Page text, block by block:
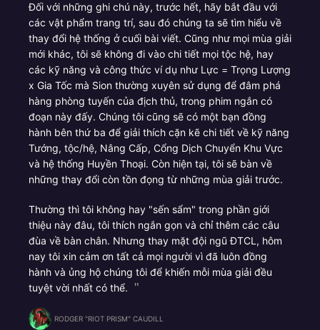
Đối với những ghi chú này, trước hết, hãy bắt đầu với
các vật phẩm trang trí, sau đó chúng ta sẽ tìm hiểu về
thay đổi hệ thống ở cuối bài viết. Cũng như mọi mùa giải
mới khác, tôi sẽ không đi vào chi tiết mọi tộc hệ, hay
các kỹ năng và công thức ví dụ như Lực = Trọng Lượng
x Gia Tốc mà Sion thường xuyên sử dụng để đâm phá
hàng phòng tuyến của địch thủ, trong phim ngắn có
đoạn này đấy. Chúng tôi cũng sẽ có một bạn đồng
hành bên thứ ba để giải thích cặn kẽ chi tiết về kỹ năng
Tướng, tộc/hệ, Nâng Cấp, Cổng Dịch Chuyển Khu Vực
và hệ thống Huyền Thoại. Còn hiện tại, tôi sẽ bàn về
những thay đổi còn tồn đọng từ những mùa giải trước.
Thường thì tôi không hay "sến sẩm" trong phần giới
thiệu này đâu, tôi thích ngắn gọn và chỉ thêm các câu
đùa về bàn chân. Nhưng thay mặt đội ngũ ĐTCL, hôm
nay tôi xin cảm ơn tất cả mọi người vì đã luôn đồng
hành và ủng hộ chúng tôi để khiến mỗi mùa giải đều
tuyệt vời nhất có thể.
RODGER "RIOT PRISM" CAUDILL